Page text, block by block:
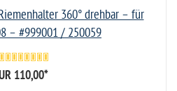
360° drehbar – für
– #999001 / 250059
110,00*